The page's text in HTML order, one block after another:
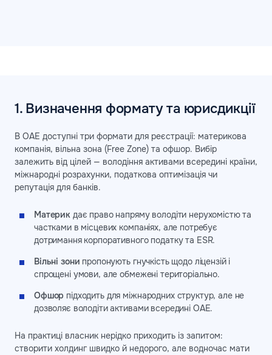
1. Визначення формату та юрисдикції
В ОАЕ доступні три формати для реєстрації: материкова
компанія, вільна зона (Free Zone) та офшор. Вибір
залежить від цілей — володіння активами всередині країни,
міжнародні розрахунки, податкова оптимізація чи
репутація для банків.
Материк дає право напряму володіти нерухомістю та
частками в місцевих компаніях, але потребує
дотримання корпоративного податку та ESR.
Вільні зони пропонують гнучкість щодо ліцензій і
спрощені умови, але обмежені територіально.
Офшор підходить для міжнародних структур, але не
дозволяє володіти активами всередині ОАЕ.
На практиці власник нерідко приходить із запитом:
створити холдинг швидко й недорого, але водночас мати